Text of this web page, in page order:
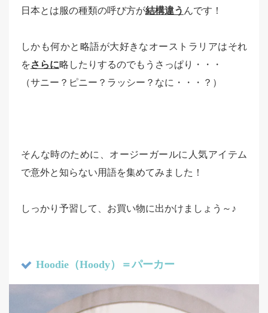
日本とは服の種類の呼び方が結構違う んです！
しかも何かと略語が大好きなオーストラリアはそれ
をさらに略したりするのでもうさっぱり・・・
（サニー？ピニー？ラッシー？なに・・・？）
そんな時のために、オージーガールに人気アイテム
で意外と知らない用語を集めてみました！
しっかり予習して、お買い物に出かけましょう～♪
Hoodie（Hoody）＝パーカー